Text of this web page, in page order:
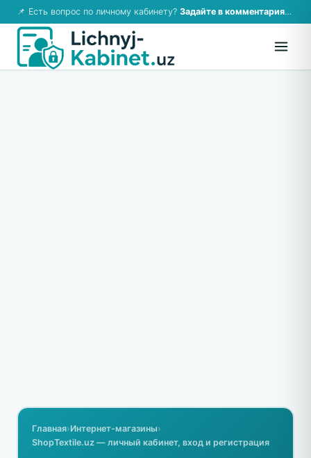
📌 Есть вопрос по личному кабинету? Задайте в комментариях — ответим!
Главная›Интернет-магазины›
ShopTextile.uz — личный кабинет, вход и регистрация